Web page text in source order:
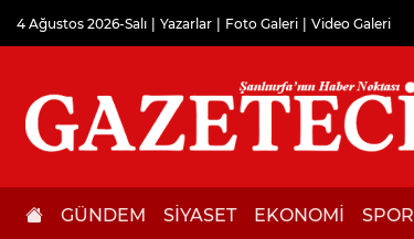
4 Ağustos 2026-Salı Yazarlar Foto Galeri Video Galeri
GÜNDEM SİYASET EKONOMİ SPOR